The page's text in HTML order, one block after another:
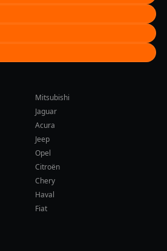
Mitsubishi
Jaguar
Acura
Jeep
Opel
Citroën
Chery
Haval
Fiat